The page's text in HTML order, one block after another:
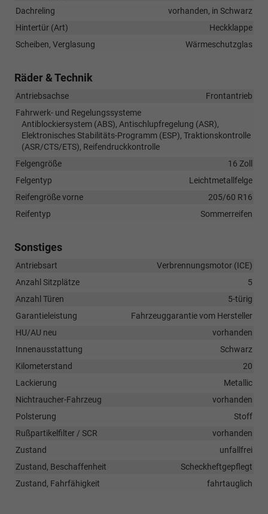
Dachreling
vorhanden, in Schwarz
Hintertür (Art)
Heckklappe
Scheiben, Verglasung
Wärmeschutzglas
Räder & Technik
Antriebsachse
Frontantrieb
Fahrwerk- und Regelungssysteme
Antiblockiersystem (ABS), Antischlupfregelung (ASR),
Elektronisches Stabilitäts-Programm (ESP), Traktionskontrolle
(ASR/CTS/ETS), Reifendruckkontrolle
Felgengröße
16 Zoll
Felgentyp
Leichtmetallfelge
Reifengröße vorne
205/60 R16
Reifentyp
Sommerreifen
Sonstiges
Antriebsart
Verbrennungsmotor (ICE)
Anzahl Sitzplätze
5
Anzahl Türen
5-türig
Garantieleistung
Fahrzeuggarantie vom Hersteller
HU/AU neu
vorhanden
Innenausstattung
Schwarz
Kilometerstand
20
Lackierung
Metallic
Nichtraucher-Fahrzeug
vorhanden
Polsterung
Stoff
Rußpartikelfilter / SCR
vorhanden
Zustand
unfallfrei
Zustand, Beschaffenheit
Scheckheftgepflegt
Zustand, Fahrfähigkeit
fahrtauglich